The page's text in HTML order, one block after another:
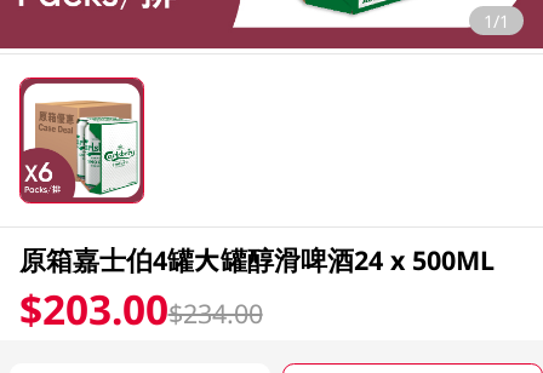
1/1
原箱嘉士伯4罐大罐醇滑啤酒24 x 500ML
$203.00$234.00